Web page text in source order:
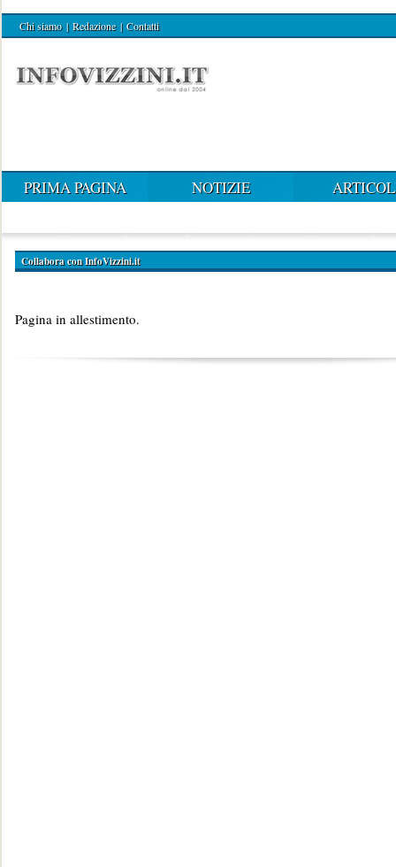
Chi siamo | Redazione | Contatti
PRIMA PAGINA NOTIZIE
Collabora con InfoVizzini.it
Pagina in allestimento.